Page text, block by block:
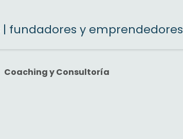
| fundadores y emprendedores
Coaching y Consultoría